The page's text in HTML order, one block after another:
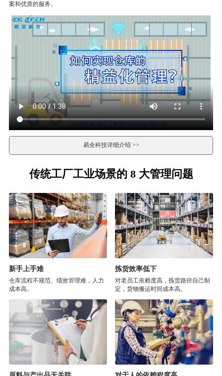
案和优质的服务。
易全科技详细介绍 >>
传统工厂工业场景的 8 大管理问题
新手上手难
仓库流程不规范、绩效管理难，人力
成本高。
拣货效率低下
对老员工依赖度高，拣货路径自己制
定，货物搬运时间成本高。